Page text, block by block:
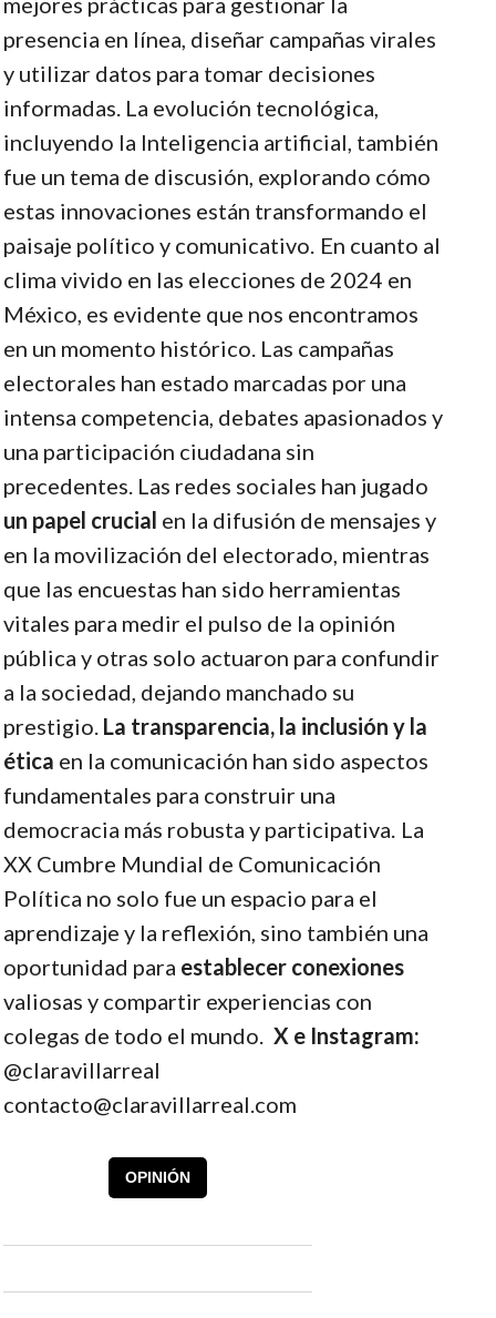
presencia en línea, diseñar campañas virales
y utilizar datos para tomar decisiones
informadas. La evolución tecnológica,
incluyendo la Inteligencia artificial, también
fue un tema de discusión, explorando cómo
estas innovaciones están transformando el
paisaje político y comunicativo. En cuanto al
clima vivido en las elecciones de 2024 en
México, es evidente que nos encontramos
en un momento histórico. Las campañas
electorales han estado marcadas por una
intensa competencia, debates apasionados y
una participación ciudadana sin
precedentes. Las redes sociales han jugado
un papel crucial en la difusión de mensajes y
en la movilización del electorado, mientras
que las encuestas han sido herramientas
vitales para medir el pulso de la opinión
pública y otras solo actuaron para confundir
a la sociedad, dejando manchado su
prestigio. La transparencia, la inclusión y la
ética en la comunicación han sido aspectos
fundamentales para construir una
democracia más robusta y participativa. La
XX Cumbre Mundial de Comunicación
Política no solo fue un espacio para el
aprendizaje y la reflexión, sino también una
oportunidad para establecer conexiones
valiosas y compartir experiencias con
colegas de todo el mundo. X e Instagram:
@claravillarreal
contacto@claravillarreal.com
OPINIÓN